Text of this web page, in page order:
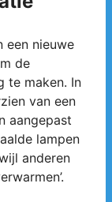
een nieuwe
de
te maken. In
van een
aangepast
lampen
anderen